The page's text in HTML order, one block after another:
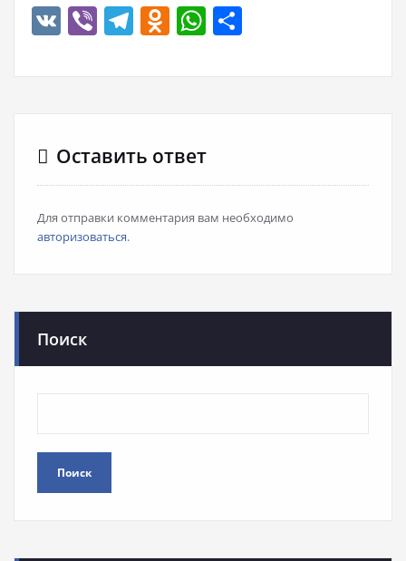
VK ViberTelegram
Odnoklassniki
WhatsApp
Оставить ответ
Для отправки комментария вам необходимо
авторизоваться.
Поиск
Поиск